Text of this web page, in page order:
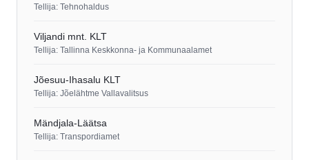
Tellija: Tehnohaldus
Viljandi mnt. KLT
Tellija: Tallinna Keskkonna- ja Kommunaalamet
Jõesuu-Ihasalu KLT
Tellija: Jõelähtme Vallavalitsus
Mändjala-Läätsa
Tellija: Transpordiamet